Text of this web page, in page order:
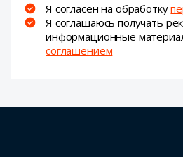
Я согласен на обработку
Я соглашаюсь получать
информационные
соглашением